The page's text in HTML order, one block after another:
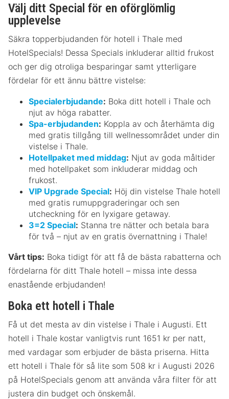
Välj ditt Special för en oförglömlig
upplevelse
Säkra topperbjudanden för hotell i Thale med
HotelSpecials! Dessa Specials inkluderar alltid frukost
och ger dig otroliga besparingar samt ytterligare
fördelar för ett ännu bättre vistelse:
Specialerbjudande: Boka ditt hotell i Thale och
njut av höga rabatter.
Spa-erbjudanden: Koppla av och återhämta dig
med gratis tillgång till wellnessområdet under din
vistelse i Thale.
Hotellpaket med middag: Njut av goda måltider
med hotellpaket som inkluderar middag och
frukost.
VIP Upgrade Special: Höj din vistelse Thale hotell
med gratis rumuppgraderingar och sen
utcheckning för en lyxigare getaway.
3=2 Special: Stanna tre nätter och betala bara
för två – njut av en gratis övernattning i Thale!
Vårt tips: Boka tidigt för att få de bästa rabatterna och
fördelarna för ditt Thale hotell – missa inte dessa
enastående erbjudanden!
Boka ett hotell i Thale
Få ut det mesta av din vistelse i Thale i Augusti. Ett
hotell i Thale kostar vanligtvis runt 1651 kr per natt,
med vardagar som erbjuder de bästa priserna. Hitta
ett hotell i Thale för så lite som 508 kr i Augusti 2026
på HotelSpecials genom att använda våra filter för att
justera din budget och önskemål.